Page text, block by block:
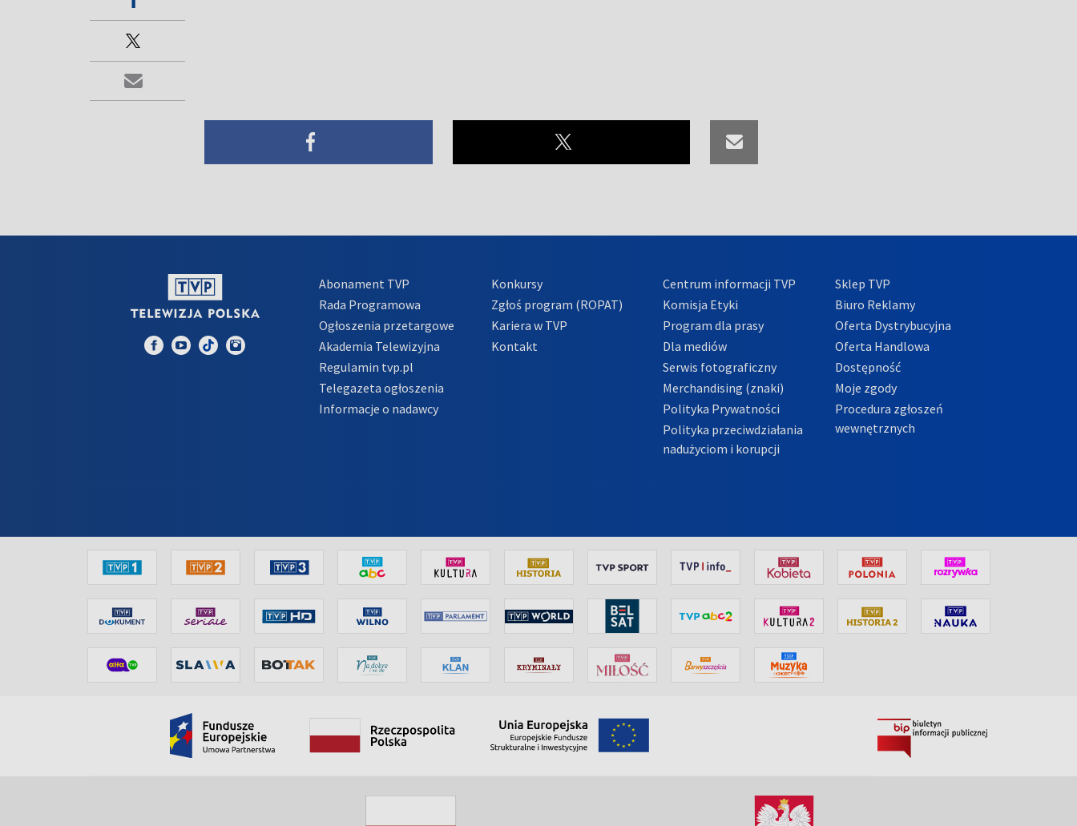
Abonament TVP
Rada Programowa
Ogłoszenia przetargowe
Akademia Telewizyjna
Regulamin tvp.pl
Telegazeta ogłoszenia
Informacje o nadawcy
Konkursy
Zgłoś program (ROPAT)
Kariera w TVP
Kontakt
Centrum informacji TVP
Komisja Etyki
Program dla prasy
Dla mediów
Serwis fotograficzny
Merchandising (znaki)
Polityka Prywatności
Polityka przeciwdziałania
nadużyciom i korupcji
Sklep TVP
Biuro Reklamy
Oferta Dystrybucyjna
Oferta Handlowa
Dostępność
Moje zgody
Procedura zgłoszeń
wewnętrznych